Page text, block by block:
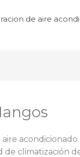
de aire
acondicionado
de climatización